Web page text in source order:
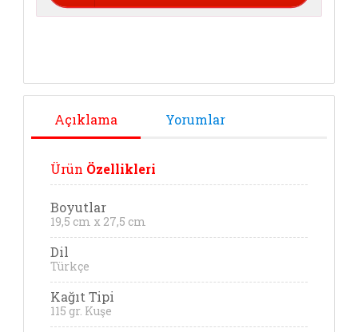
Açıklama Yorumlar
Ürün Özellikleri
Boyutlar
19,5 cm x 27,5 cm
Dil
Türkçe
Kağıt Tipi
115 gr. Kuşe